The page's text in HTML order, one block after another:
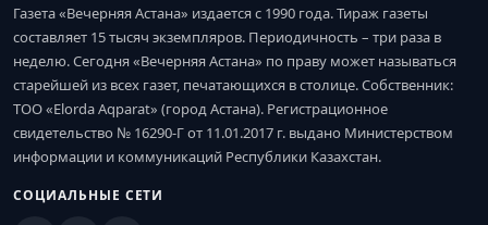
Газета «Вечерняя Астана» издается с 1990 года. Тираж газеты
составляет 15 тысяч экземпляров. Периодичность – три раза в
неделю. Сегодня «Вечерняя Астана» по праву может называться
старейшей из всех газет, печатающихся в столице. Собственник:
ТОО «Elorda Aqparat» (город Астана). Регистрационное
свидетельство № 16290-Г от 11.01.2017 г. выдано Министерством
информации и коммуникаций Республики Казахстан.
СОЦИАЛЬНЫЕ СЕТИ